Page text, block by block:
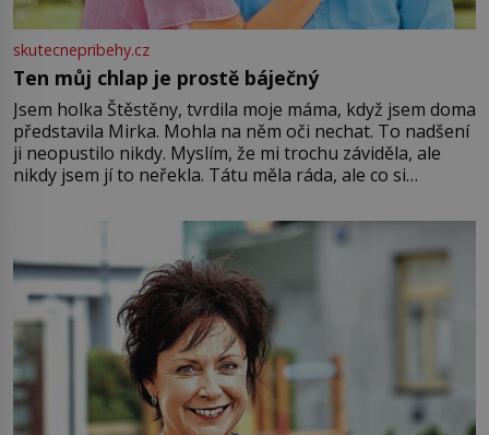
skutecnepribehy.cz
Ten můj chlap je prostě báječný
Jsem holka Štěstěny, tvrdila moje máma, když jsem doma
představila Mirka. Mohla na něm oči nechat. To nadšení
ji neopustilo nikdy. Myslím, že mi trochu záviděla, ale
nikdy jsem jí to neřekla. Tátu měla ráda, ale co si
Jsme spolu moc rádi Tehdy byla jiná doba, když